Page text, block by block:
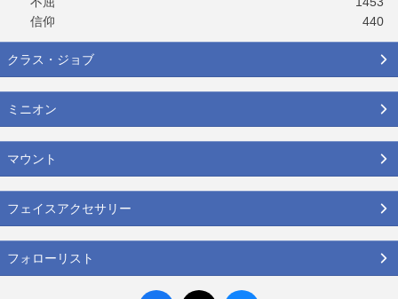
信仰
440
クラス・ジョブ
ミニオン
マウント
フェイスアクセサリー
フォローリスト